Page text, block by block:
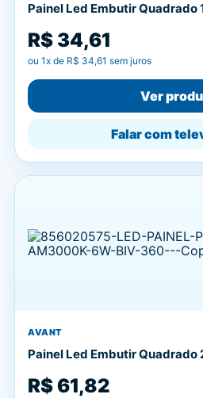
Painel Led Embutir Quadrado
R$ 34,61
ou 1x de R$ 34,61 sem juros
Ver
Falar com
AVANT
Painel Led Embutir
R$ 61,82